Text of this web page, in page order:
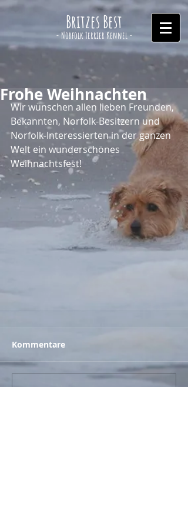
Britzes Best
- Norfolk Terrier Kennel -
Frohe Weihnachten
Wir wünschen allen lieben Freunden,
Bekannten, Norfolk-Besitzern und
Norfolk-Interessierten in der ganzen
Welt ein wunderschönes
Weihnachtsfest!
Kommentare
Kommentar verfassen...